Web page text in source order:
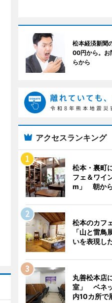
松本経済新聞
00円から。お
らから
アクセスランキング
松本・裏町
フェ＆ワイ
m」 朝か
松本のカフ
「山と雷
いを表現し
丸善松本店
室」 ベネ
内10カ所で